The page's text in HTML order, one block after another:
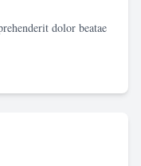
dolor beatae